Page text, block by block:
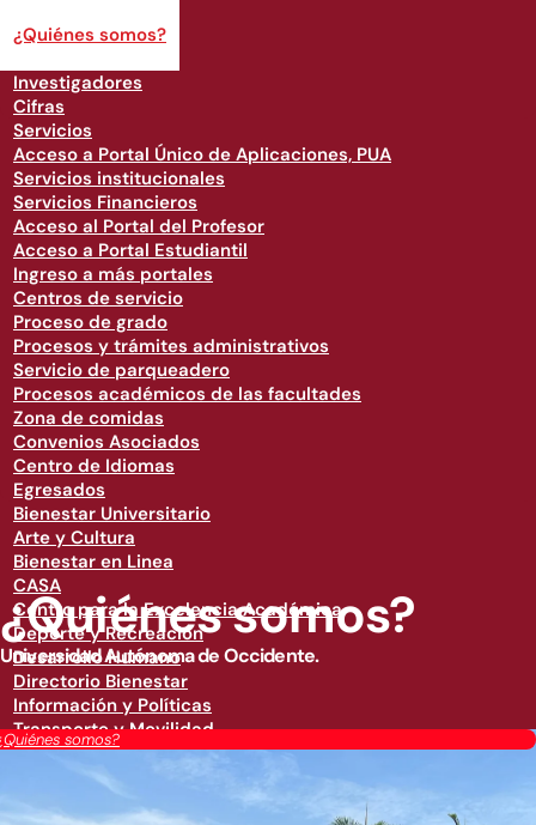
¿Quiénes somos?
Investigadores
Cifras
Servicios
Acceso a Portal Único de Aplicaciones, PUA
Servicios institucionales
Servicios Financieros
Acceso al Portal del Profesor
Acceso a Portal Estudiantil
Ingreso a más portales
Centros de servicio
Proceso de grado
Procesos y trámites administrativos
Servicio de parqueadero
Procesos académicos de las facultades
Zona de comidas
Convenios Asociados
Centro de Idiomas
Egresados
Bienestar Universitario
Arte y Cultura
Bienestar en Linea
CASA
Centro para la Excelencia Académica
Deporte y Recreación
Desarrollo Humano
Directorio Bienestar
Información y Políticas
Transporte y Movilidad
somos?
¿Quiénes somos?
Universidad Autónoma de Occidente.